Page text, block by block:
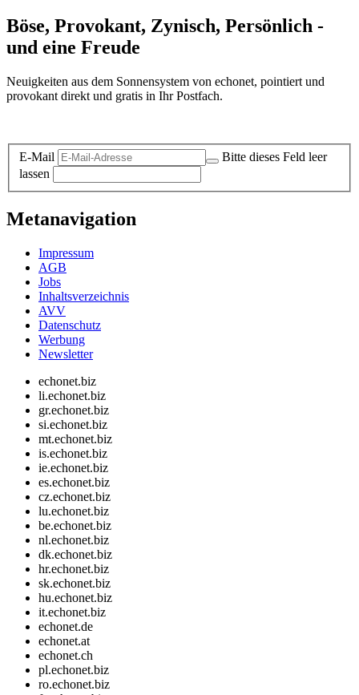
Böse, Provokant, Zynisch, Persönlich -
und eine Freude
Neuigkeiten aus dem Sonnensystem von echonet, pointiert und
provokant direkt und gratis in Ihr Postfach.
E-Mail
Bitte dieses Feld leer
lassen
Metanavigation
Impressum
AGB
Jobs
Inhaltsverzeichnis
AVV
Datenschutz
Werbung
Newsletter
echonet.biz
li.echonet.biz
gr.echonet.biz
si.echonet.biz
mt.echonet.biz
is.echonet.biz
ie.echonet.biz
es.echonet.biz
cz.echonet.biz
lu.echonet.biz
be.echonet.biz
nl.echonet.biz
dk.echonet.biz
hr.echonet.biz
sk.echonet.biz
hu.echonet.biz
it.echonet.biz
echonet.de
echonet.at
echonet.ch
pl.echonet.biz
ro.echonet.biz